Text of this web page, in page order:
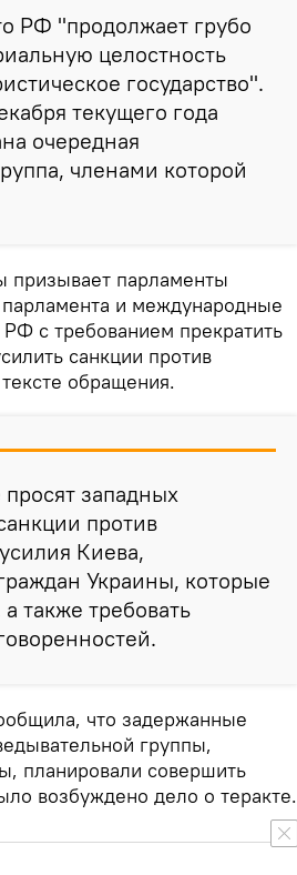
РФ "продолжает грубо
целостность
государство".
текущего года
очередная
членами которой
призывает парламенты
парламента и международные
с требованием прекратить
санкции против
обращения.
западных
против
Киева,
Украины, которые
также требовать
что задержанные
группы,
планировали совершить
возбуждено дело о теракте.